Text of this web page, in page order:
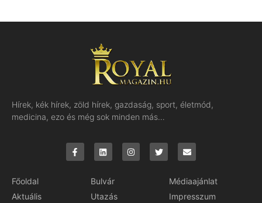
Hírek, kék hírek, zöld hírek, gazdaság, sport, életmód,
medicina, ezo és még sok minden más…
Főoldal
Aktuális
Bulvár
Utazás
Médiaajánlat
Impresszum